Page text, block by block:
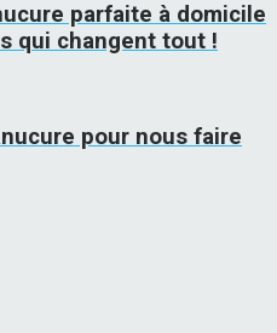
parfaite à domicile
qui changent tout !
pour nous faire